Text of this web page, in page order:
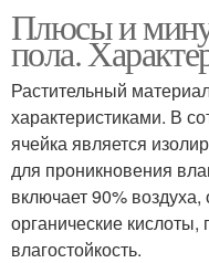
Плюсы и
пола.
Растительный
характеристиками. В
ячейка является
для проникновения
включает 90%
органические
влагостойкость.